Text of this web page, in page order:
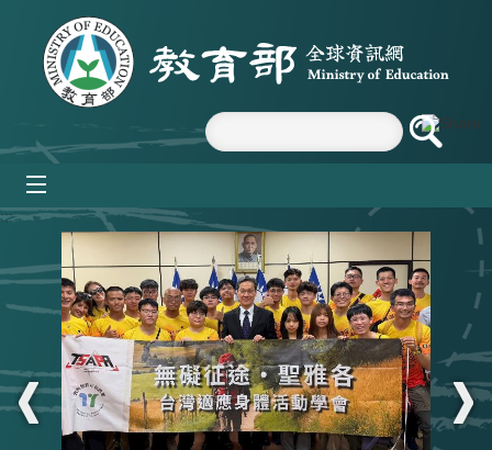
跳到主要內容區塊
:::